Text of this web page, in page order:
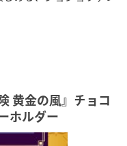
黄金の風』チョコ
ホルダー